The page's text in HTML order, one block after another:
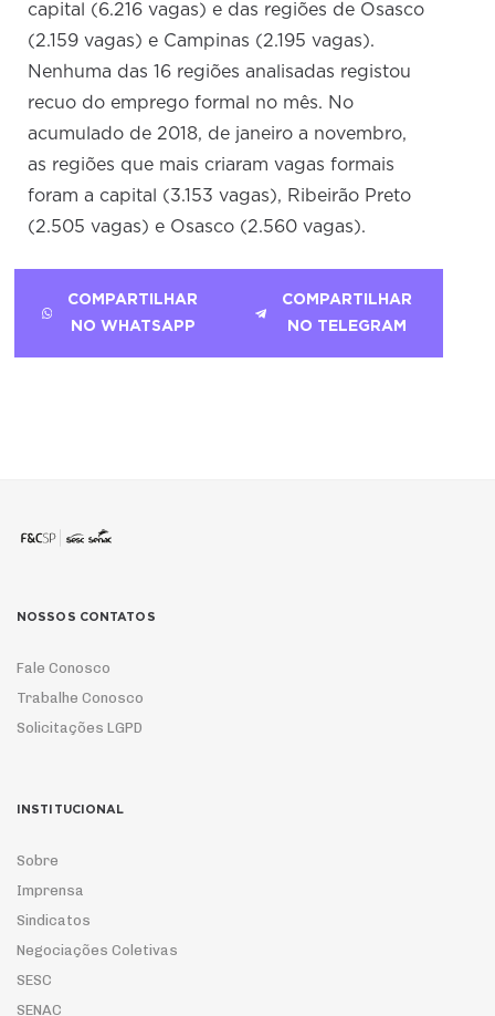
capital (6.216 vagas) e das regiões de Osasco
(2.159 vagas) e Campinas (2.195 vagas).
Nenhuma das 16 regiões analisadas registou
recuo do emprego formal no mês. No
acumulado de 2018, de janeiro a novembro,
as regiões que mais criaram vagas formais
foram a capital (3.153 vagas), Ribeirão Preto
(2.505 vagas) e Osasco (2.560 vagas).
COMPARTILHAR
NO WHATSAPP
COMPARTILHAR
NO TELEGRAM
NOSSOS CONTATOS
Fale Conosco
Trabalhe Conosco
Solicitações LGPD
INSTITUCIONAL
Sobre
Imprensa
Sindicatos
Negociações Coletivas
SESC
SENAC